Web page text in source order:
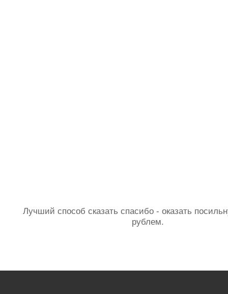
Лучший способ сказать спасибо - оказать
рублем.